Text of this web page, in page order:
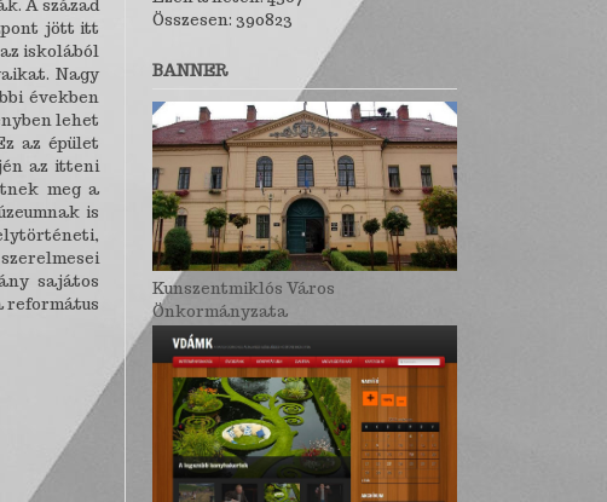
A század
jött itt
iskolából
Nagy
években
lehet
az épület
az itteni
meg a
is
sajátos
református
Összesen: 390823
BANNER
Kunszentmiklós Város
Önkormányzata